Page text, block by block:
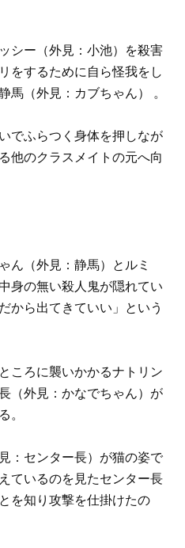
シー（外見：小池）を殺害
をするために自ら怪我をし
馬（外見：カブちゃん） 。
でふらつく身体を押しなが
他のクラスメイトの元へ向
ん（外見：静馬）とルミ
身の無い殺人鬼が隠れてい
から出てきていい」という
ころに襲いかかるナトリン
（外見：かなでちゃん）が
。
：センター長）が猫の姿で
ているのを見たセンター長
を知り攻撃を仕掛けたの